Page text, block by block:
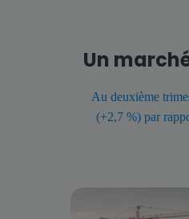
Un
Au deuxième
(+2,7 %) par